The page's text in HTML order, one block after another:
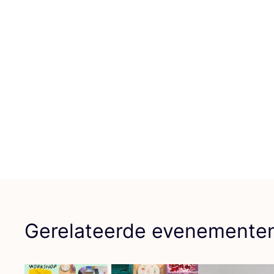
Gerelateerde